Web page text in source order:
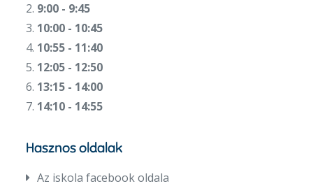
2. 9:00 - 9:45
3. 10:00 - 10:45
4. 10:55 - 11:40
5. 12:05 - 12:50
6. 13:15 - 14:00
7. 14:10 - 14:55
Hasznos oldalak
Az iskola facebook oldala